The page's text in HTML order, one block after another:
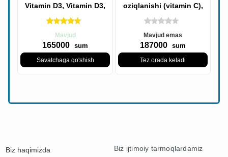
Vitamin D3, Vitamin D3,
50 mkg (2000 IU), 360
Baliq
Mavjud
165000 sum
Savatchaga qo'shish
oziqlanishi (vitamin C),
oltin C, GOLD standarti,
vitamin C,
Mavjud emas
187000 sum
Tez orada keladi
Biz haqimizda Biz ijtimoiy tarmoqlardamiz